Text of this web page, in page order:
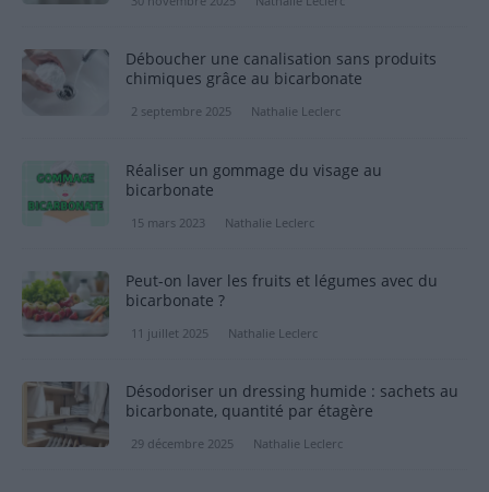
Déboucher une canalisation sans produits
chimiques grâce au bicarbonate
2 septembre 2025 Nathalie Leclerc
Réaliser un gommage du visage au
bicarbonate
15 mars 2023 Nathalie Leclerc
Peut-on laver les fruits et légumes avec du
bicarbonate ?
11 juillet 2025 Nathalie Leclerc
Désodoriser un dressing humide : sachets au
bicarbonate, quantité par étagère
29 décembre 2025 Nathalie Leclerc